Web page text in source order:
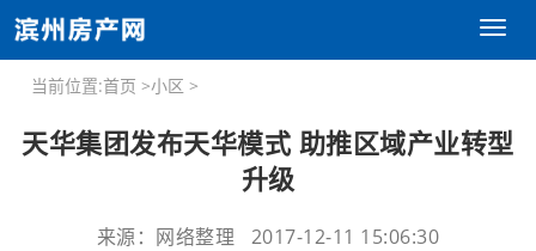
Toggle
当前位置:首页 >小区 >
天华集团发布天华模式 助推区域产业转型
升级
来源：网络整理 2017-12-11 15:06:30